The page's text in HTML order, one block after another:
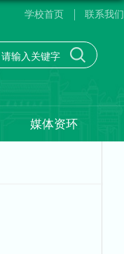
学校首页 联系我们
媒体资环